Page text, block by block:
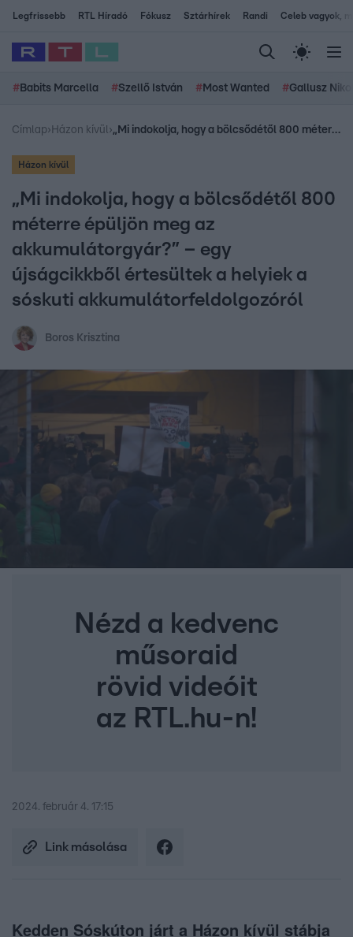
Legfrissebb RTL Híradó Fókusz Sztárhírek Randi Celeb vagyok,
# Babits Marcella #Szellő István # Most Wanted #Gallusz
Címlap› Házon kívül› „Mi indokolja, hogy a bölcsődétől 800 méterre épüljön meg az akkumulátorgyár?” – egy újságcikkből értesültek a helyiek a sóskuti akkumulátorfeldolgozóról
Házon kívül
„Mi indokolja, hogy a bölcsődétől 800
méterre épüljön meg az
akkumulátorgyár?” – egy
újságcikkből értesültek a helyiek a
sóskuti akkumulátorfeldolgozóról
Boros Krisztina
Nézd a kedvenc
műsoraid
rövid videóit
az RTL.hu-n!
2024. február 4. 17:15
Link másolása
Kedden Sóskúton járt a Házon kívül stábja